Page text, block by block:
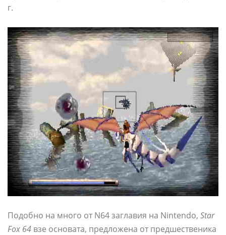
г.
Подобно на много от N64 заглавия на Nintendo, Star
Fox 64 взе основата, предложена от предшественика